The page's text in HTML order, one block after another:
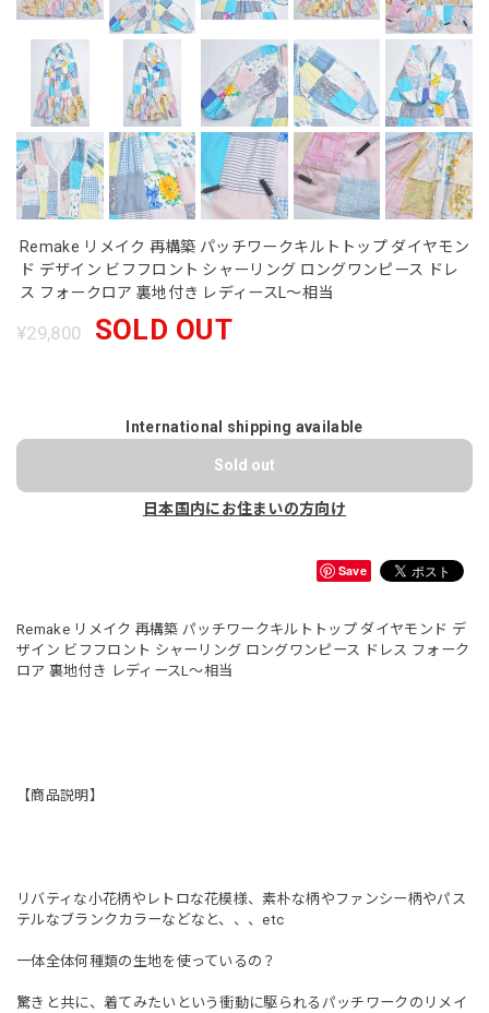
Remake リメイク 再構築 パッチワークキルトトップ ダイヤモン
ド デザイン ビフフロント シャーリング ロングワンピース ドレ
ス フォークロア 裏地付き レディースL～相当
¥29,800 SOLD OUT
International shipping available
Sold out
日本国内にお住まいの方向け
Save
Remake リメイク 再構築 パッチワークキルトトップ ダイヤモンド デ
ザイン ビフフロント シャーリング ロングワンピース ドレス フォーク
ロア 裏地付き レディースL〜相当
【商品説明】
リバティな小花柄やレトロな花模様、素朴な柄やファンシー柄やパス
テルなブランクカラーなどなと、、、etc
一体全体何種類の生地を使っているの？
驚きと共に、着てみたいという衝動に駆られるパッチワークのリメイ